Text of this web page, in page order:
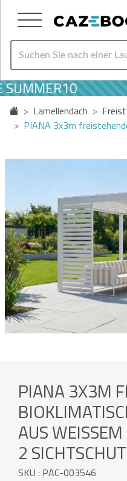
Lamellendach
PIANA 3x3m
PIANA 3X3M
AUS
SKU : PAC-003546